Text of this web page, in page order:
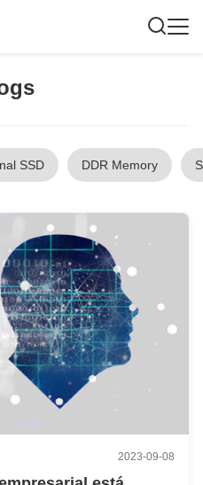
SSD DDR Memory
2023-09-08